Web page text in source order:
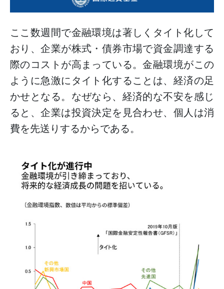
ここ数週間で金融環境は著しくタイト化して
おり、企業が株式・債券市場で資金調達する
際のコストが高まっている。金融環境がこの
ように急激にタイト化することは、経済の足
かせとなる。なぜなら、経済的な不安を感じ
ると、企業は投資決定を見合わせ、個人は消
費を先送りするからである。